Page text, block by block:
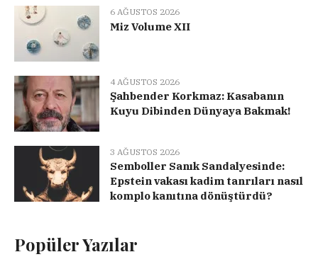
6 AĞUSTOS 2026
Miz Volume XII
4 AĞUSTOS 2026
Şahbender Korkmaz: Kasabanın
Kuyu Dibinden Dünyaya Bakmak!
3 AĞUSTOS 2026
Semboller Sanık Sandalyesinde:
Epstein vakası kadim tanrıları nasıl
komplo kanıtına dönüştürdü?
Popüler Yazılar